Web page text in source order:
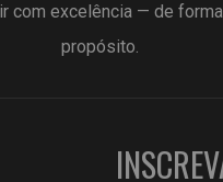
com excelência — de
propósito.